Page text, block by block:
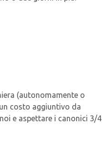
(autonomamente o
costo aggiuntivo da
e aspettare i canonici 3/4